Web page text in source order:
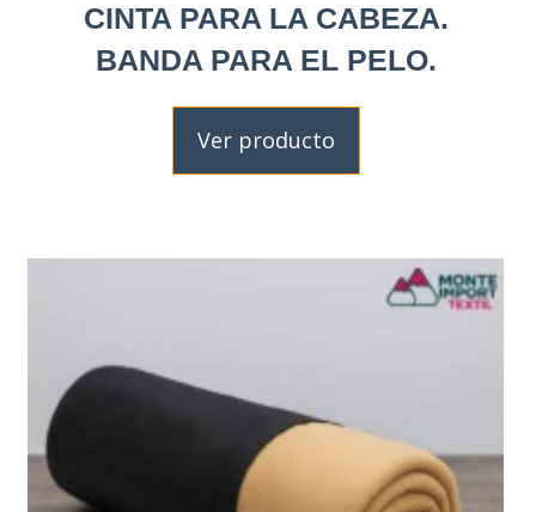
CINTA PARA LA CABEZA.
BANDA PARA EL PELO.
Ver producto